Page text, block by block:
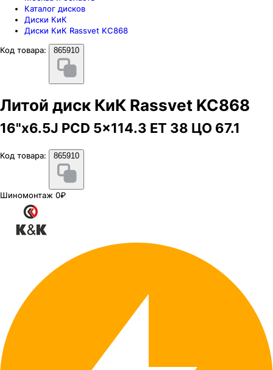
Каталог дисков
Диски КиК
Диски КиК Rassvet KC868
Код товара:
865910
Литой диск КиК Rassvet KC868
16"x6.5J PCD 5x114.3 ЕТ 38 ЦО 67.1
Код товара: 865910
Шиномонтаж 0₽